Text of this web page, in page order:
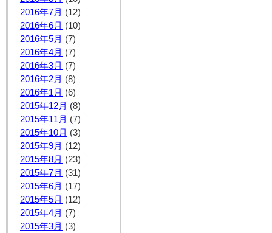
2016年7月 (12)
2016年6月 (10)
2016年5月 (7)
2016年4月 (7)
2016年3月 (7)
2016年2月 (8)
2016年1月 (6)
2015年12月 (8)
2015年11月 (7)
2015年10月 (3)
2015年9月 (12)
2015年8月 (23)
2015年7月 (31)
2015年6月 (17)
2015年5月 (12)
2015年4月 (7)
2015年3月 (3)